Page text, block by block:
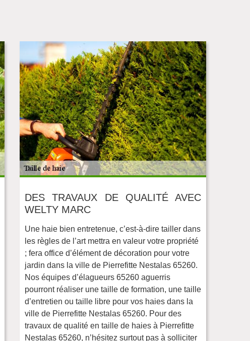
DES TRAVAUX DE QUALITÉ AVEC
WELTY MARC
Une haie bien entretenue, c’est-à-dire tailler dans
les règles de l’art mettra en valeur votre propriété
; fera office d’élément de décoration pour votre
jardin dans la ville de Pierrefitte Nestalas 65260.
Nos équipes d’élagueurs 65260 aguerris
pourront réaliser une taille de formation, une taille
d’entretien ou taille libre pour vos haies dans la
ville de Pierrefitte Nestalas 65260. Pour des
travaux de qualité en taille de haies à Pierrefitte
Nestalas 65260, n’hésitez surtout pas à solliciter